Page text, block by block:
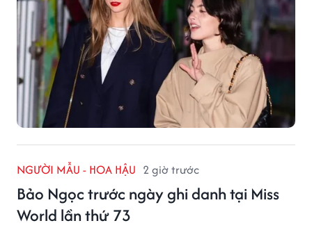
NGƯỜI MẪU - HOA HẬU 2 giờ trước
Bảo Ngọc trước ngày ghi danh tại Miss
World lần thứ 73